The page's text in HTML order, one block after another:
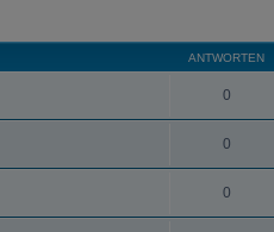
ANTWORTEN
0
0
0